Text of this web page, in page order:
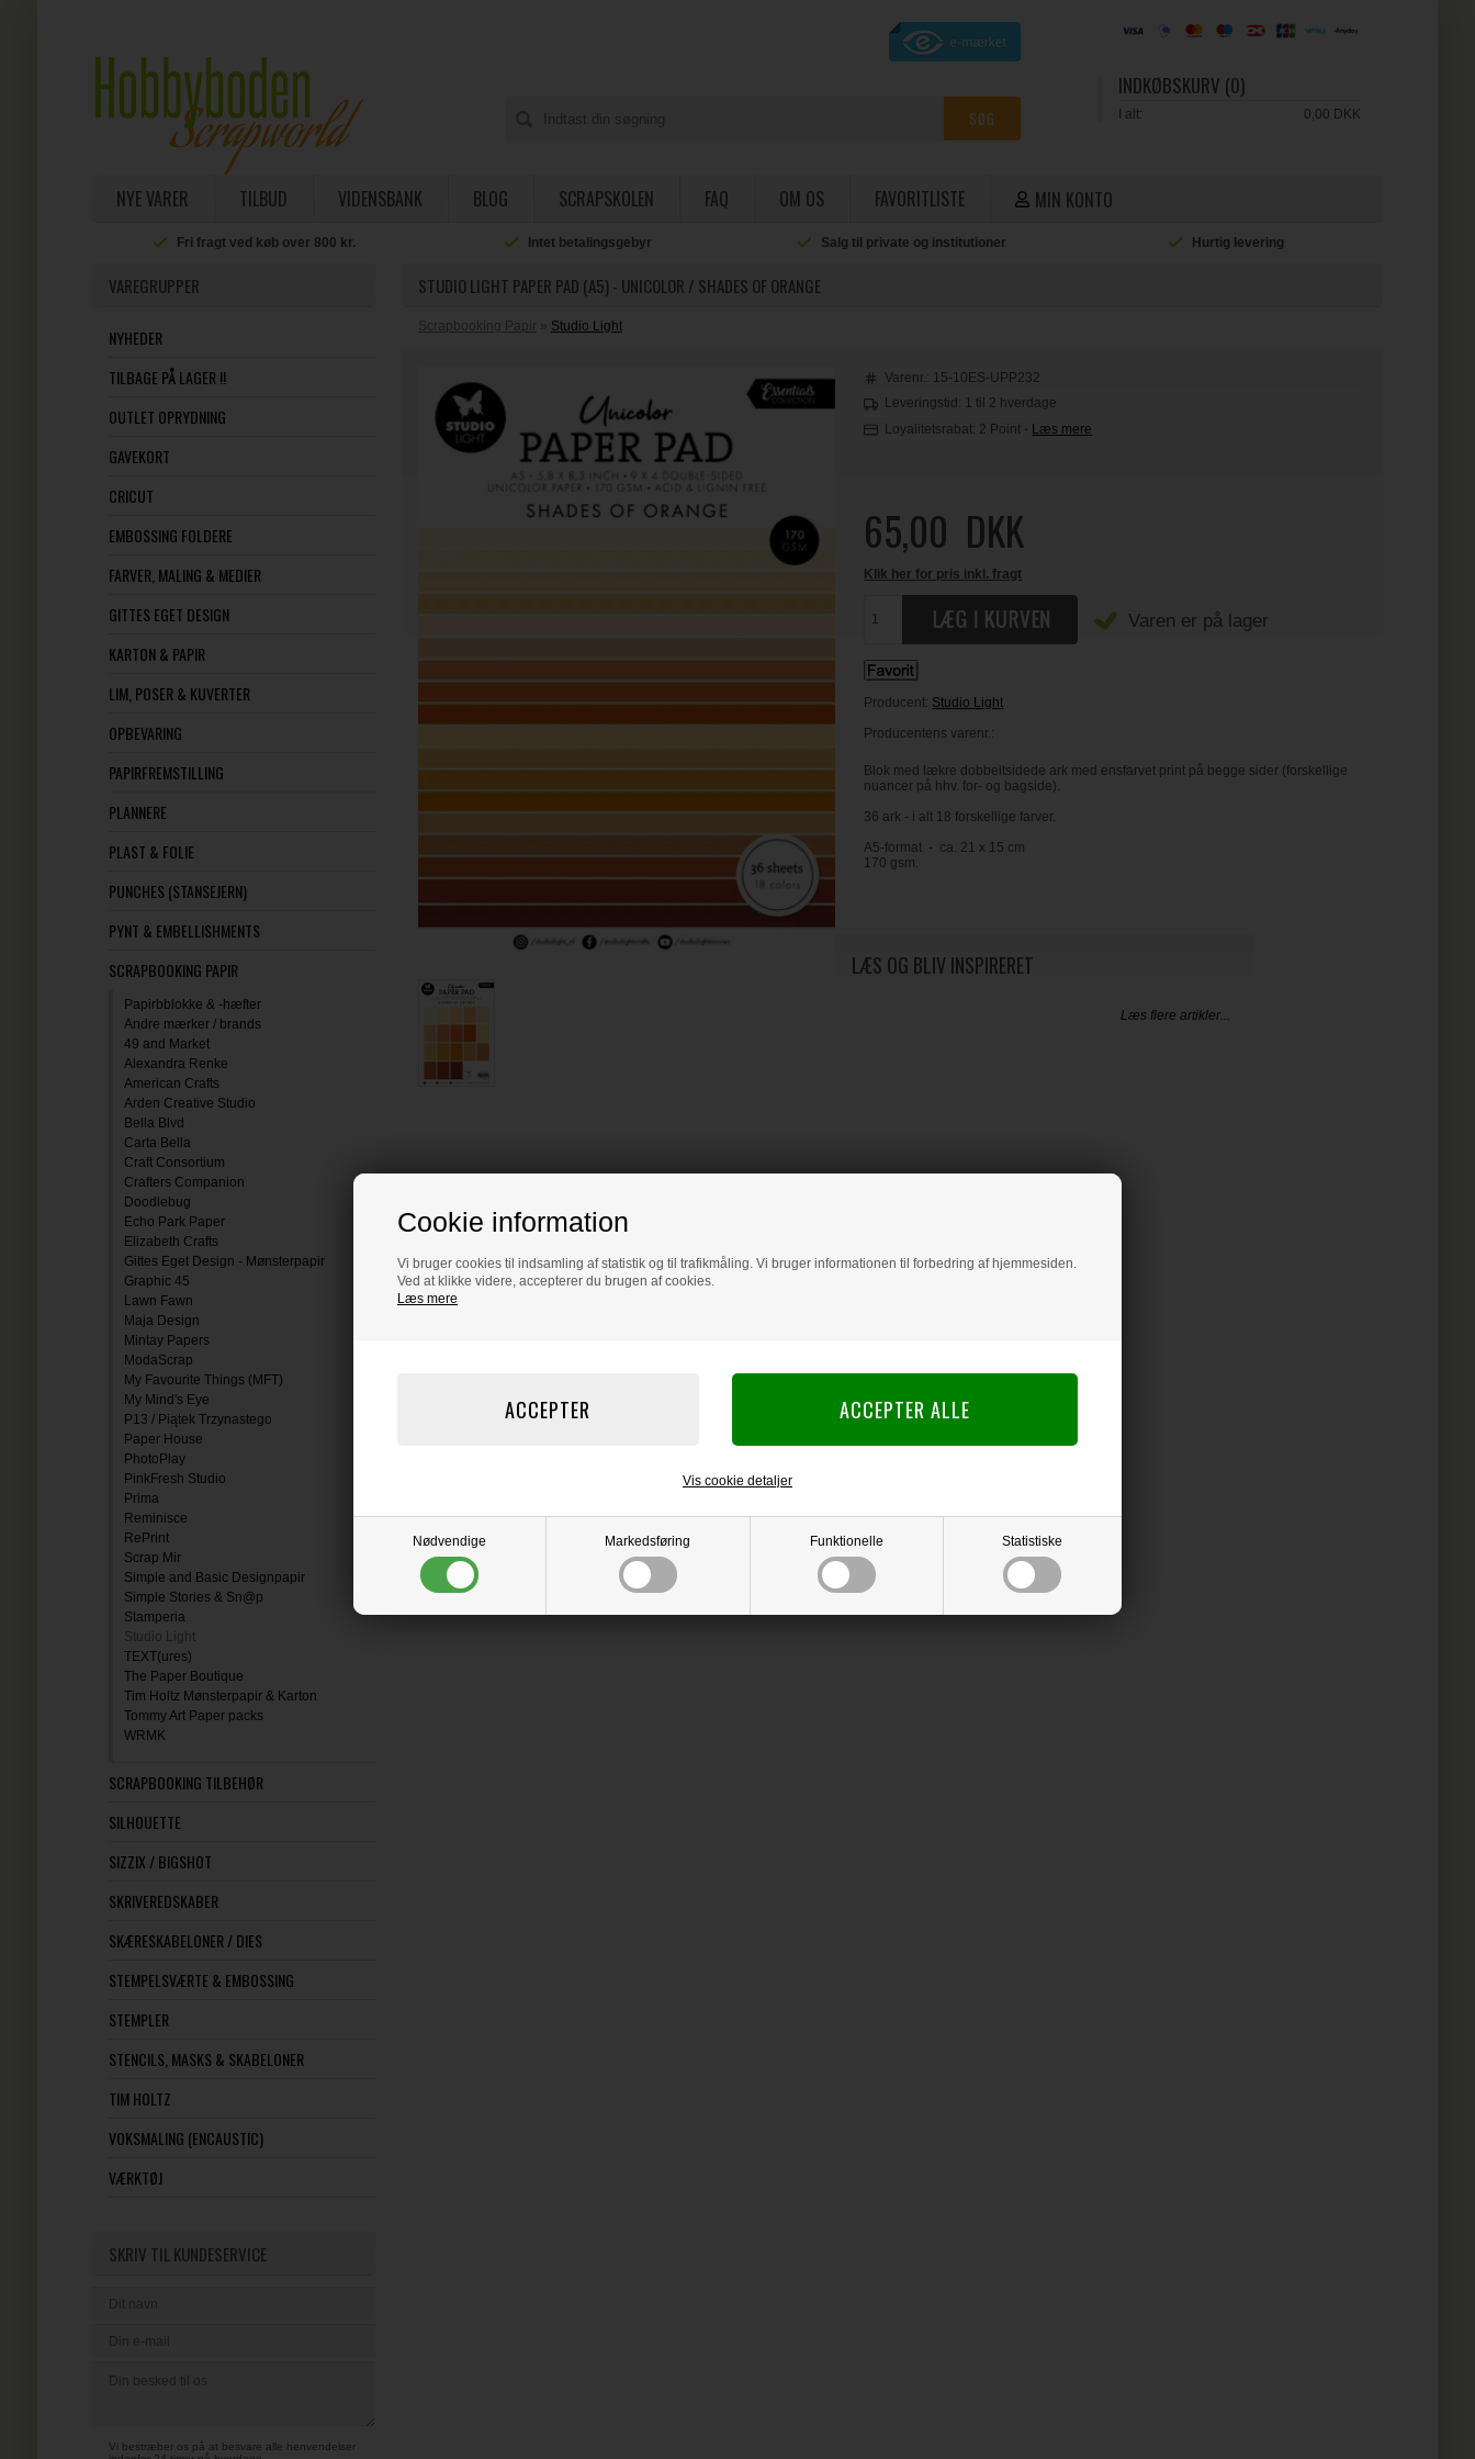
Cookie information
Vi bruger cookies til indsamling af statistik og til trafikmåling. Vi bruger informationen til forbedring af hjemmesiden.
Ved at klikke videre, accepterer du brugen af cookies.
Læs mere
Nødvendige Markedsføring Funktionelle Statistiske
Vis cookie detaljer
INDKØBSKURV (0)
I alt: 0,00 DKK
NYE VARER TILBUD VIDENSBANK BLOG SCRAPSKOLEN FAQ OM OS FAVORITLISTE MIN KONTO
Fri fragt ved køb over 800 kr. Intet betalingsgebyr Salg til private og institutioner Hurtig levering
VAREGRUPPER
NYHEDER
TILBAGE PÅ LAGER !!
OUTLET OPRYDNING
GAVEKORT
CRICUT
EMBOSSING FOLDERE
FARVER, MALING & MEDIER
GITTES EGET DESIGN
KARTON & PAPIR
LIM, POSER & KUVERTER
OPBEVARING
PAPIRFREMSTILLING
PLANNERE
PLAST & FOLIE
PUNCHES (STANSEJERN)
PYNT & EMBELLISHMENTS
SCRAPBOOKING PAPIR
Papirbblokke & -hæfter
Andre mærker / brands
49 and Market
Alexandra Renke
American Crafts
Arden Creative Studio
Bella Blvd
Carta Bella
Craft Consortium
Crafters Companion
Doodlebug
Echo Park Paper
Elizabeth Crafts
Gittes Eget Design - Mønsterpapir
Graphic 45
Lawn Fawn
Maja Design
Mintay Papers
ModaScrap
My Favourite Things (MFT)
My Mind's Eye
P13 / Piątek Trzynastego
Paper House
PhotoPlay
PinkFresh Studio
Prima
Reminisce
RePrint
Scrap Mir
Simple and Basic Designpapir
Simple Stories & Sn@p
Stamperia
Studio Light
TEXT(ures)
The Paper Boutique
Tim Holtz Mønsterpapir & Karton
Tommy Art Paper packs
WRMK
SCRAPBOOKING TILBEHØR
SILHOUETTE
SIZZIX / BIGSHOT
SKRIVEREDSKABER
SKÆRESKABELONER / DIES
STEMPELSVÆRTE & EMBOSSING
STEMPLER
STENCILS, MASKS & SKABELONER
TIM HOLTZ
VOKSMALING (ENCAUSTIC)
VÆRKTØJ
SKRIV TIL KUNDESERVICE
Vi bestræber os på at besvare alle henvendelser
STUDIO LIGHT PAPER PAD (A5) - UNICOLOR / SHADES OF ORANGE
Scrapbooking Papir » Studio Light
Varenr.: 15-10ES-UPP232
Leveringstid: 1 til 2 hverdage
Loyalitetsrabat: 2 Point - Læs mere
65,00 DKK
Klik her for pris inkl. fragt
Varen er på lager
Producent: Studio Light
Producentens varenr.:
Blok med lækre dobbeltsidede ark med ensfarvet print på begge sider (forskellige
nuancer på hhv. for- og bagside).
36 ark - i alt 18 forskellige farver.
A5-format - ca. 21 x 15 cm
170 gsm.
LÆS OG BLIV INSPIRERET
Læs flere artikler...